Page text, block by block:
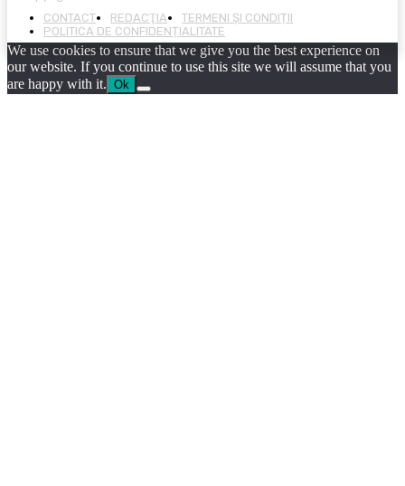
CONTACT
REDACŢIA
TERMENI ȘI CONDIȚII
POLITICA DE CONFIDENȚIALITATE
We use cookies to ensure that we give you the best experience on
our website. If you continue to use this site we will assume that you
are happy with it. Ok